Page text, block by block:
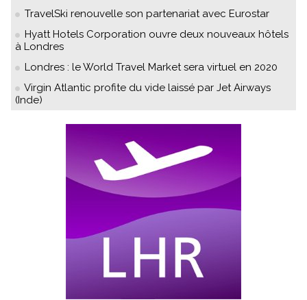
TravelSki renouvelle son partenariat avec Eurostar
Hyatt Hotels Corporation ouvre deux nouveaux hôtels
à Londres
Londres : le World Travel Market sera virtuel en 2020
Virgin Atlantic profite du vide laissé par Jet Airways
(Inde)